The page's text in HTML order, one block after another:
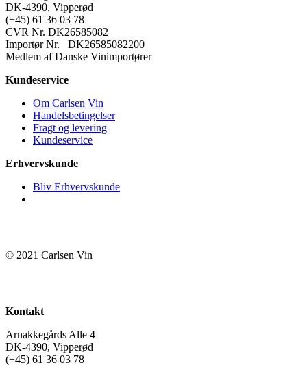
DK-4390, Vipperød
(+45) 61 36 03 78
CVR Nr. DK26585082
Importør Nr. DK26585082200
Medlem af Danske Vinimportører
Kundeservice
Om Carlsen Vin
Handelsbetingelser
Fragt og levering
Kundeservice
Erhvervskunde
Bliv Erhvervskunde
© 2021 Carlsen Vin
Kontakt
Arnakkegårds Alle 4
DK-4390, Vipperød
(+45) 61 36 03 78